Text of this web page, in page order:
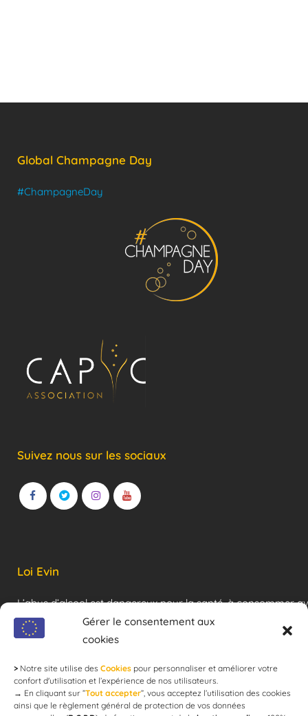
Gérer le consentement aux
cookies
> Notre site utilise des Cookies pour personnaliser et améliorer votre
confort d'utilisation et l’expérience de nos utilisateurs.
→ En cliquant sur ”Tout accepter”, vous acceptez l’utilisation des cookies
ainsi que le règlement général de protection de vos données
Global Champagne Day
#ChampagneDay
Suivez nous sur les sociaux
Loi Evin
L’abus d’alcool est dangereux pour la santé, à consommer
modération !
Newsletter